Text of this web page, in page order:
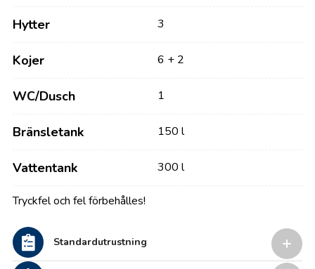
Hytter 3
Kojer 6 + 2
WC/Dusch 1
Bränsletank 150 l
Vattentank 300 l
Tryckfel och fel förbehålles!
Standardutrustning